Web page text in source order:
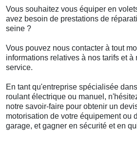
Vous souhaitez vous équiper en
avez besoin de prestations de
seine ?
Vous pouvez nous contacter à tout
informations relatives à nos tarifs et à
service.
En tant qu'entreprise spécialisée
roulant électrique ou manuel,
notre savoir-faire pour obtenir un
motorisation de votre équipement ou
garage, et gagner en sécurité et en